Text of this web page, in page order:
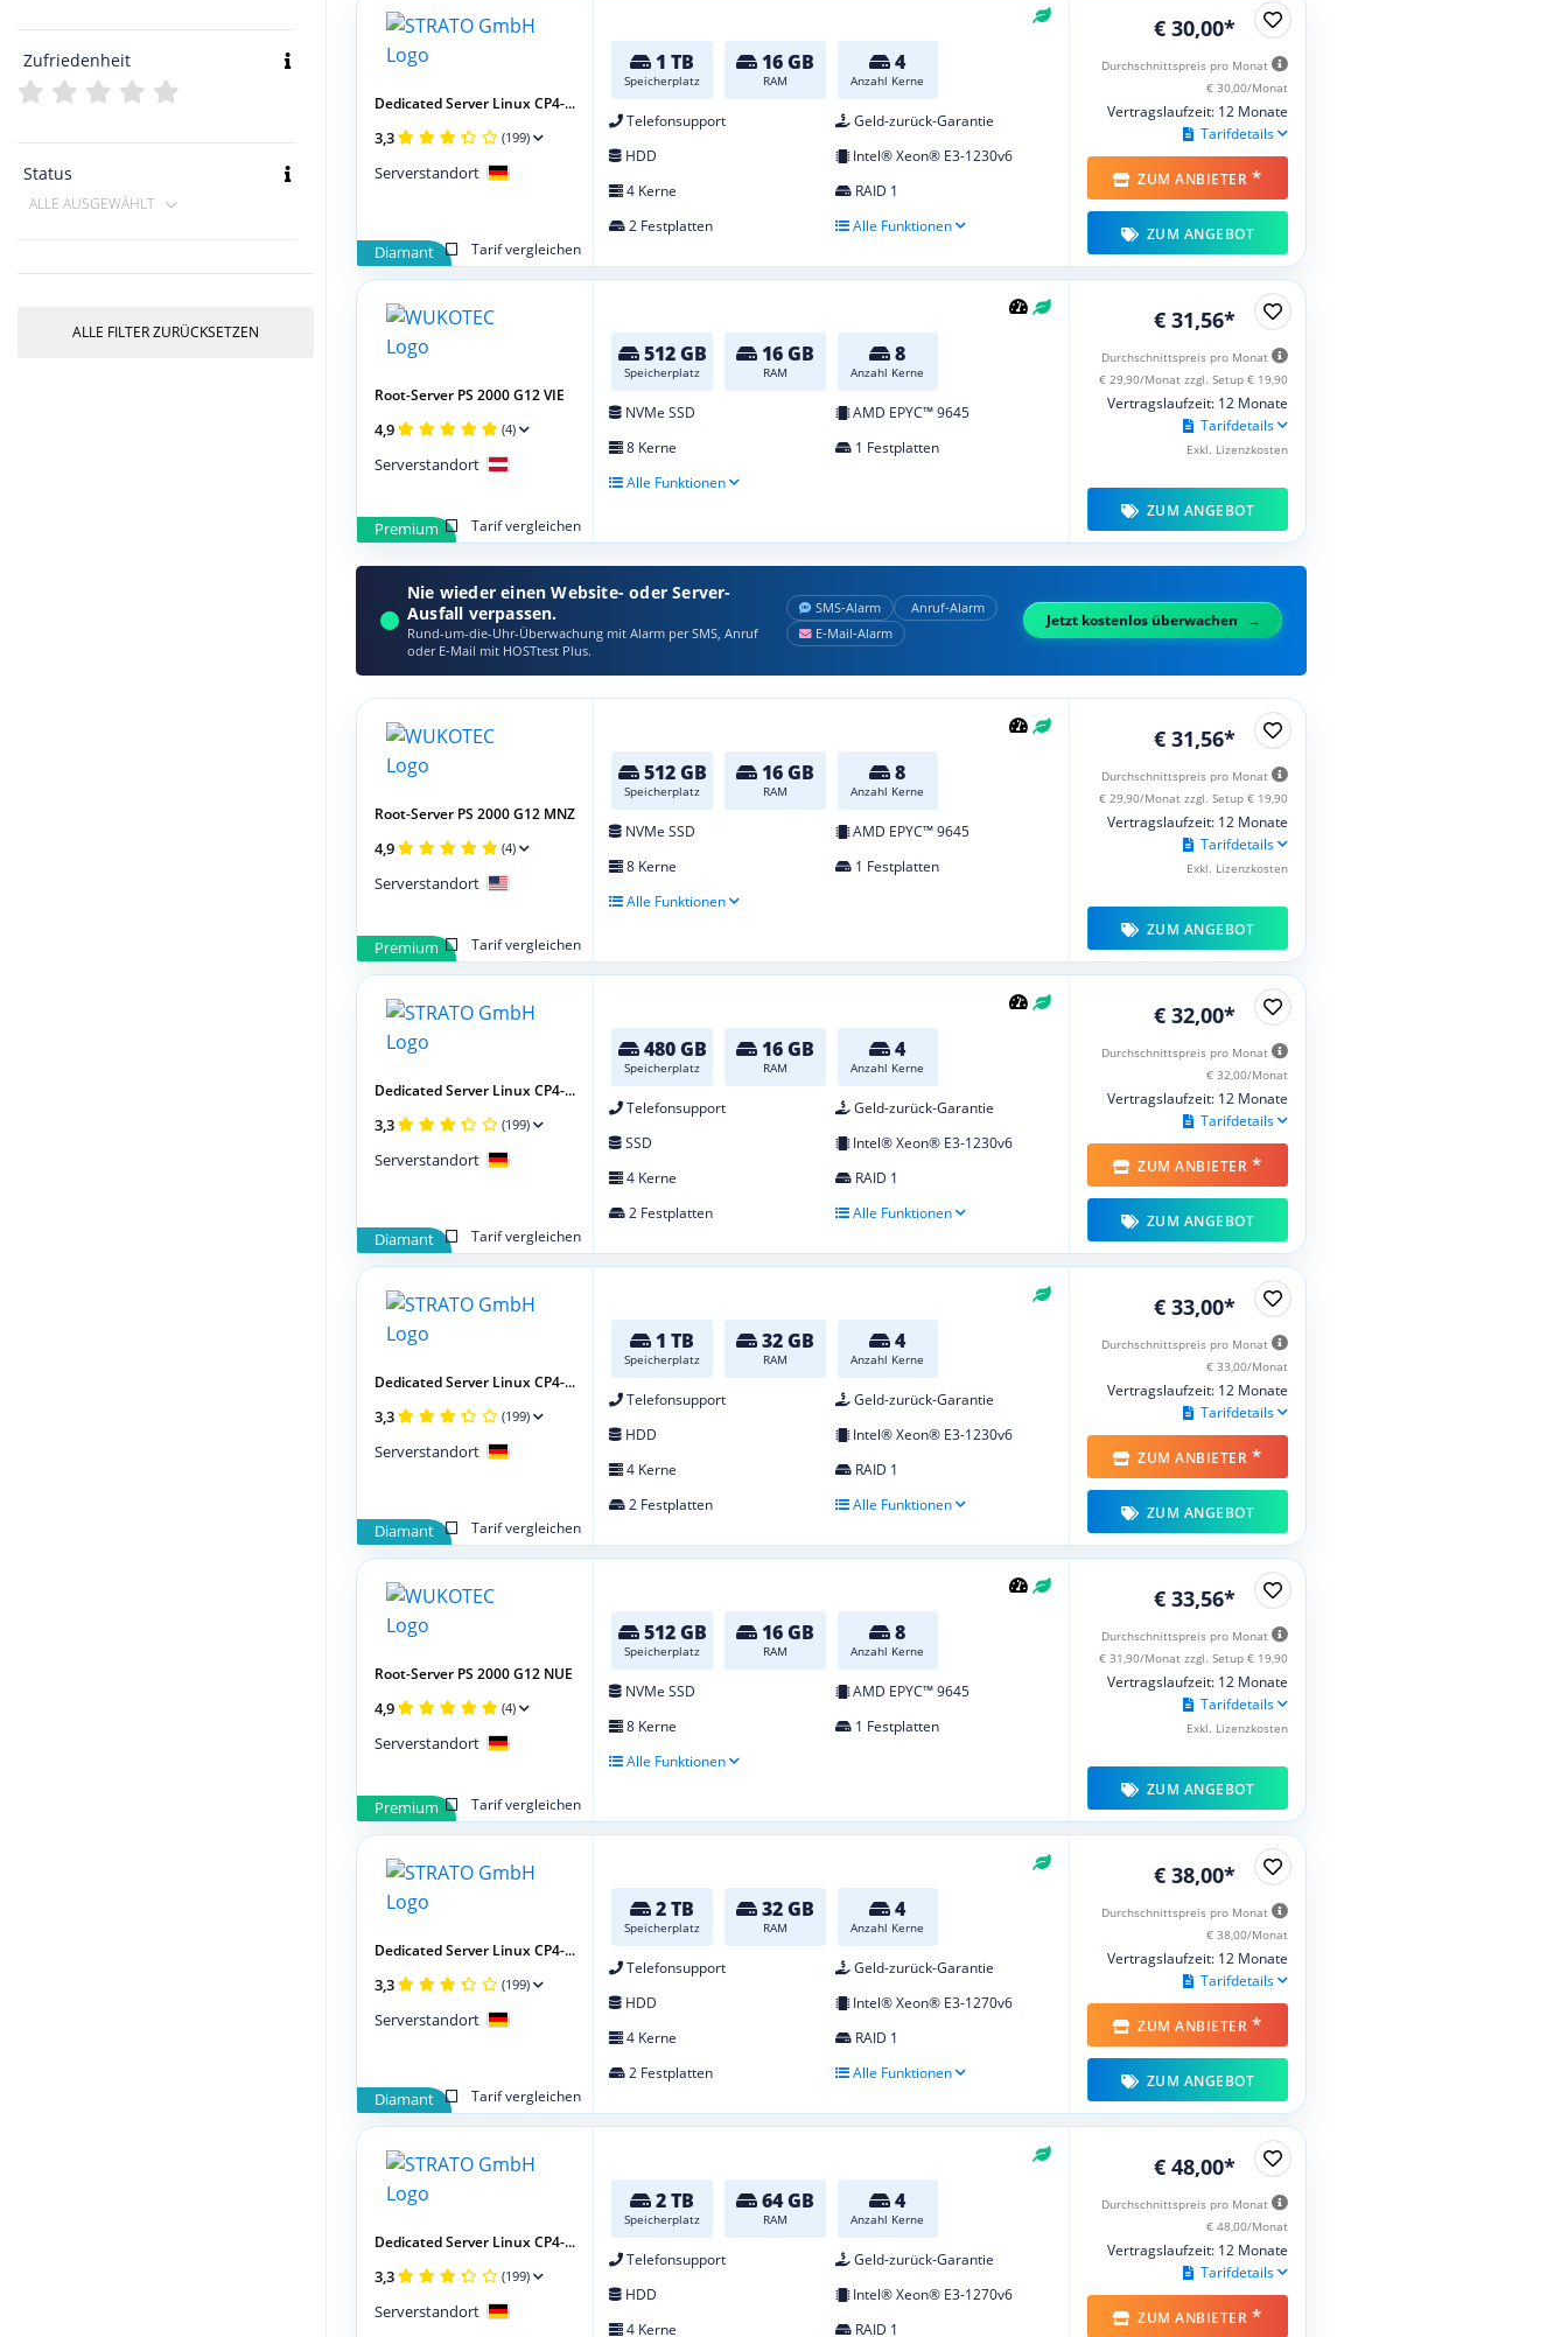
Zufriedenheit
Status
ALLE AUSGEWÄHLT
ALLE FILTER ZURÜCKSETZEN
1 TB
Speicherplatz
16 GB
RAM
4
Anzahl Kerne
Telefonsupport
Geld-zurück-Garantie
HDD
Intel® Xeon® E3-1230v6
4 Kerne
RAID 1
2 Festplatten
Alle Funktionen
Diamant
Tarif vergleichen
Dedicated Server Linux CP4-...
3,3 (199)
Serverstandort
€ 30,00*
Durchschnittspreis pro Monat
€ 30,00/Monat
Vertragslaufzeit: 12 Monate
Tarifdetails
ZUM ANBIETER *
ZUM ANGEBOT
512 GB
Speicherplatz
16 GB
RAM
8
Anzahl Kerne
NVMe SSD
AMD EPYC™ 9645
8 Kerne
1 Festplatten
Alle Funktionen
Premium Tarif vergleichen
Root-Server PS 2000 G12 VIE
4,9 (4)
Serverstandort
€ 31,56*
Durchschnittspreis pro Monat
€ 29,90/Monat zzgl. Setup € 19,90
Vertragslaufzeit: 12 Monate
Tarifdetails
Exkl. Lizenzkosten
ZUM ANGEBOT
Nie wieder einen Website- oder Server-
Ausfall verpassen.
Rund-um-die-Uhr-Überwachung mit Alarm per SMS, Anruf
oder E‑Mail mit HOSTtest Plus.
SMS‑Alarm
Anruf‑Alarm
E‑Mail‑Alarm
Jetzt kostenlos überwachen
512 GB
Speicherplatz
16 GB
RAM
8
Anzahl Kerne
NVMe SSD
AMD EPYC™ 9645
8 Kerne
1 Festplatten
Alle Funktionen
Premium Tarif vergleichen
Root-Server PS 2000 G12 MNZ
4,9 (4)
Serverstandort
€ 31,56*
Durchschnittspreis pro Monat
€ 29,90/Monat zzgl. Setup € 19,90
Vertragslaufzeit: 12 Monate
Tarifdetails
Exkl. Lizenzkosten
ZUM ANGEBOT
480 GB
Speicherplatz
16 GB
RAM
4
Anzahl Kerne
Telefonsupport
Geld-zurück-Garantie
SSD
Intel® Xeon® E3-1230v6
4 Kerne
RAID 1
2 Festplatten
Alle Funktionen
Diamant
Tarif vergleichen
Dedicated Server Linux CP4-...
3,3 (199)
Serverstandort
€ 32,00*
Durchschnittspreis pro Monat
€ 32,00/Monat
Vertragslaufzeit: 12 Monate
Tarifdetails
ZUM ANBIETER *
ZUM ANGEBOT
1 TB
Speicherplatz
32 GB
RAM
4
Anzahl Kerne
Telefonsupport
Geld-zurück-Garantie
HDD
Intel® Xeon® E3-1230v6
4 Kerne
RAID 1
2 Festplatten
Alle Funktionen
Diamant
Tarif vergleichen
Dedicated Server Linux CP4-...
3,3 (199)
Serverstandort
€ 33,00*
Durchschnittspreis pro Monat
€ 33,00/Monat
Vertragslaufzeit: 12 Monate
Tarifdetails
ZUM ANBIETER *
ZUM ANGEBOT
512 GB
Speicherplatz
16 GB
RAM
8
Anzahl Kerne
NVMe SSD
AMD EPYC™ 9645
8 Kerne
1 Festplatten
Alle Funktionen
Premium Tarif vergleichen
Root-Server PS 2000 G12 NUE
4,9 (4)
Serverstandort
€ 33,56*
Durchschnittspreis pro Monat
€ 31,90/Monat zzgl. Setup € 19,90
Vertragslaufzeit: 12 Monate
Tarifdetails
Exkl. Lizenzkosten
ZUM ANGEBOT
2 TB
Speicherplatz
32 GB
RAM
4
Anzahl Kerne
Telefonsupport
Geld-zurück-Garantie
HDD
Intel® Xeon® E3-1270v6
4 Kerne
RAID 1
2 Festplatten
Alle Funktionen
Diamant
Tarif vergleichen
Dedicated Server Linux CP4-...
3,3 (199)
Serverstandort
€ 38,00*
Durchschnittspreis pro Monat
€ 38,00/Monat
Vertragslaufzeit: 12 Monate
Tarifdetails
ZUM ANBIETER *
ZUM ANGEBOT
2 TB
Speicherplatz
64 GB
RAM
4
Anzahl Kerne
Telefonsupport
Geld-zurück-Garantie
HDD
Intel® Xeon® E3-1270v6
4 Kerne
RAID 1
Dedicated Server Linux CP4-...
3,3 (199)
Serverstandort
€ 48,00*
Durchschnittspreis pro Monat
€ 48,00/Monat
Vertragslaufzeit: 12 Monate
Tarifdetails
ZUM ANBIETER *